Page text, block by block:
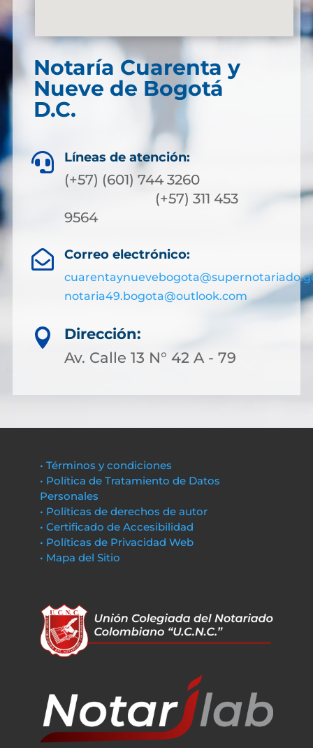
Notaría Cuarenta y
Nueve de Bogotá
D.C.
 Líneas de atención:
(+57) (601) 744 3260
(+57) 311 453
9564
 Correo electrónico:
notaria49.bogota@outlook.com

Dirección:
Av. Calle 13 N° 42 A - 79
• Términos y condiciones
• Política de Tratamiento de Datos
Personales
• Políticas de derechos de autor
• Certificado de Accesibilidad
• Políticas de Privacidad Web
• Mapa del Sitio